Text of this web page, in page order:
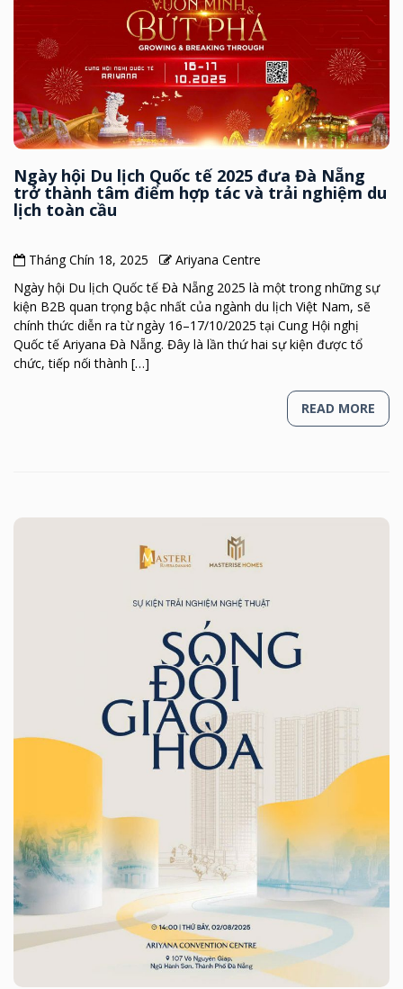
Ngày hội Du lịch Quốc tế 2025 đưa Đà Nẵng
trở thành tâm điểm hợp tác và trải nghiệm du
lịch toàn cầu
Tháng Chín 18, 2025
Ariyana Centre
Ngày hội Du lịch Quốc tế Đà Nẵng 2025 là một trong những sự
kiện B2B quan trọng bậc nhất của ngành du lịch Việt Nam, sẽ
chính thức diễn ra từ ngày 16–17/10/2025 tại Cung Hội nghị
Quốc tế Ariyana Đà Nẵng. Đây là lần thứ hai sự kiện được tổ
chức, tiếp nối thành […]
READ MORE